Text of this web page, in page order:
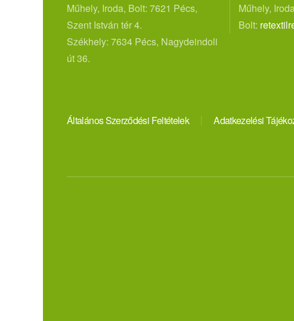
Műhely, Iroda, Bolt: 7621 Pécs,
Szent István tér 4.
Székhely: 7634 Pécs, Nagydeindoli
út 36.
Műhely,
Bolt:
Általános Szerződési Feltételek Adatkezelési